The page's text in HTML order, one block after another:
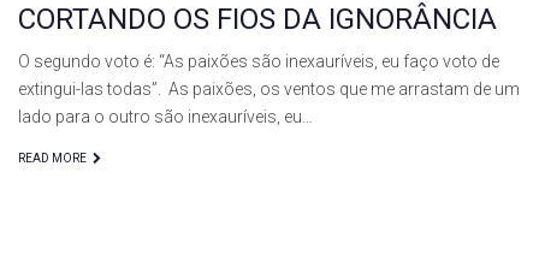
CORTANDO OS FIOS DA IGNORÂNCIA
O segundo voto é: “As paixões são inexauríveis, eu faço voto de
extingui-las todas”. As paixões, os ventos que me arrastam de um
lado para o outro são inexauríveis, eu…
READ MORE